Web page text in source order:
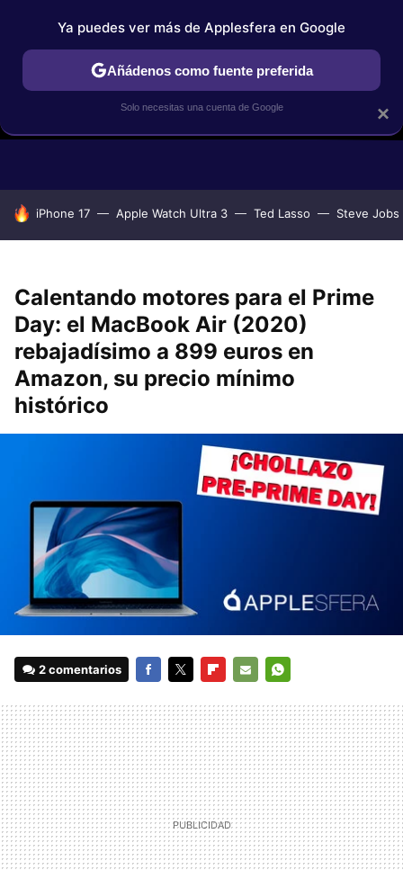
GUÍAS DE COMPRA COMPARATIVAS APPLE VS OTROS
HOY SE HABLA DE
iPhone 17 Apple Watch Ultra 3 Ted Lasso Steve Jobs
Calentando motores para el Prime
Day: el MacBook Air (2020)
rebajadísimo a 899 euros en
Amazon, su precio mínimo
histórico
2 comentarios
MAIL
×
Ya puedes ver más de Applesfera en Google
Añádenos como fuente preferida
Solo necesitas una cuenta de Google